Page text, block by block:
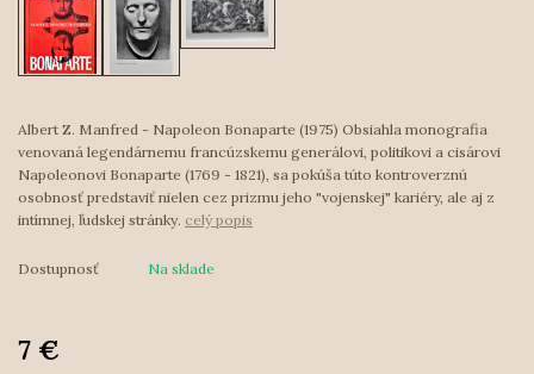
Albert Z. Manfred - Napoleon Bonaparte (1975) Obsiahla monografia
venovaná legendárnemu francúzskemu generálovi, politikovi a cisárovi
Napoleonovi Bonaparte (1769 - 1821), sa pokúša túto kontroverznú
osobnosť predstaviť nielen cez prizmu jeho "vojenskej" kariéry, ale aj z
intímnej, ľudskej stránky. celý popis
Dostupnosť Na sklade
7 €